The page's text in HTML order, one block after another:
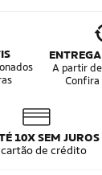
A partir
Confira
10X SEM JUROS
de crédito